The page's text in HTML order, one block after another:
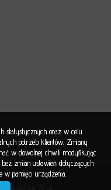
statystycznych oraz w celu
potrzeb klientów. Zmiany
w dowolnej chwili modyfikując
zmian ustawień dotyczących
w pamięci urządzenia.